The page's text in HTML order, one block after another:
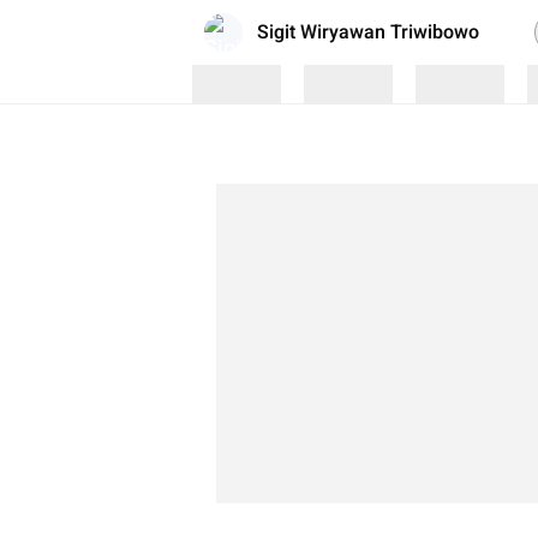
Sigit Wiryawan Triwibowo